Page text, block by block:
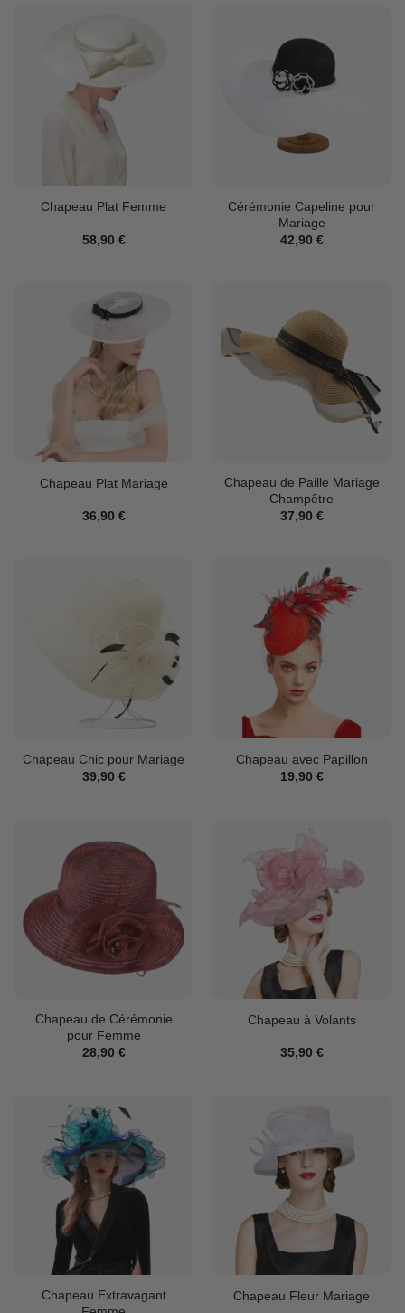
Chapeau Plat Femme
58,90 €
Cérémonie Capeline pour
Mariage
42,90 €
Chapeau Plat Mariage
36,90 €
Chapeau de Paille Mariage
Champêtre
37,90 €
Chapeau Chic pour Mariage
39,90 €
Chapeau avec Papillon
19,90 €
Chapeau de Cérémonie
pour Femme
28,90 €
Chapeau à Volants
35,90 €
Chapeau Extravagant
Chapeau Fleur Mariage